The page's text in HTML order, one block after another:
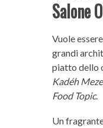
Salone
Vuole
grandi
piatto dello
Kadéh
Food Topic.
Un